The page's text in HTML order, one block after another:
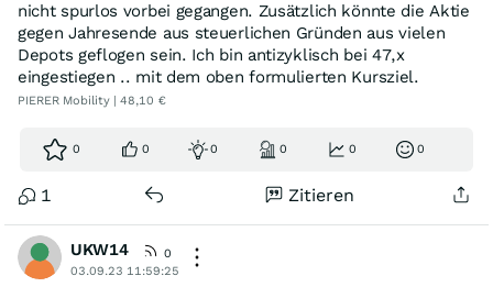
nicht spurlos vorbei gegangen. Zusätzlich könnte die Aktie
gegen Jahresende aus steuerlichen Gründen aus vielen
Depots geflogen sein. Ich bin antizyklisch bei 47,x
eingestiegen .. mit dem oben formulierten Kursziel.
PIERER Mobility | 48,10 €
0 0 0 0 0 0
1 Zitieren
UKW14
0
03.09.23 11:59:25